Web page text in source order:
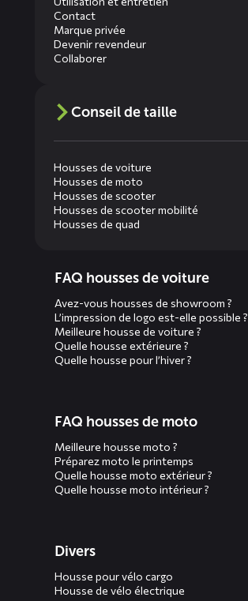
Contact
Marque privée
Devenir revendeur
Collaborer
Conseil de taille
Housses de voiture
Housses de moto
Housses de scooter
Housses de scooter mobilité
Housses de quad
menusFAQ housses de voiture
Avez-vous housses de showroom ?
L’impression de logo est-elle possible ?
Meilleure housse de voiture ?
Quelle housse extérieure ?
Quelle housse pour l’hiver ?
FAQ housses de moto
Meilleure housse moto ?
Préparez moto le printemps
Quelle housse moto extérieur ?
Quelle housse moto intérieur ?
Divers
Housse pour vélo cargo
Housse de vélo électrique